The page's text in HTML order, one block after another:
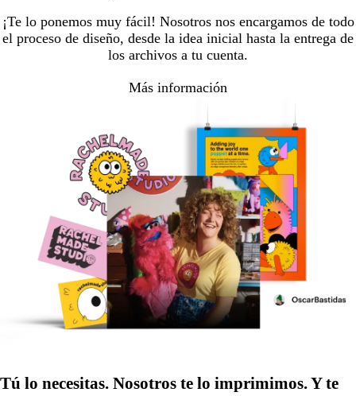
¡Te lo ponemos muy fácil! Nosotros nos encargamos de todo
el proceso de diseño, desde la idea inicial hasta la entrega de
los archivos a tu cuenta.
Más información
Tú lo necesitas. Nosotros te lo imprimimos. Y te